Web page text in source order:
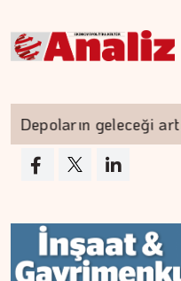
geleceği artık